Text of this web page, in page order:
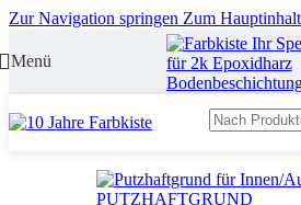
Zur Navigation springen Zum
Menü